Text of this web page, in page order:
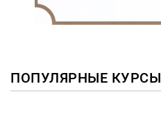
ПОПУЛЯРНЫЕ КУРСЫ